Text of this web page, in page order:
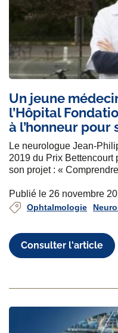
Un jeune
l’Hôpital
à l’honneur pour
Le neurologue Jean-
2019 du Prix Bettencourt
son projet : «
Publié le 26 novembre
Ophtalmologie
Consulter l'article